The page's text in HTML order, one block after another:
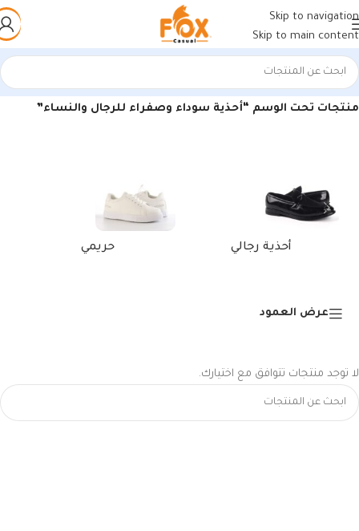
Skip to navigation
Skip to main content
الرئيسية/
منتجات تحت الوسم “أحذية سوداء وصفراء للرجال والنساء”
أحذية رجالي حريمي
عرض العمود
لا توجد منتجات تتوافق مع اختيارك.